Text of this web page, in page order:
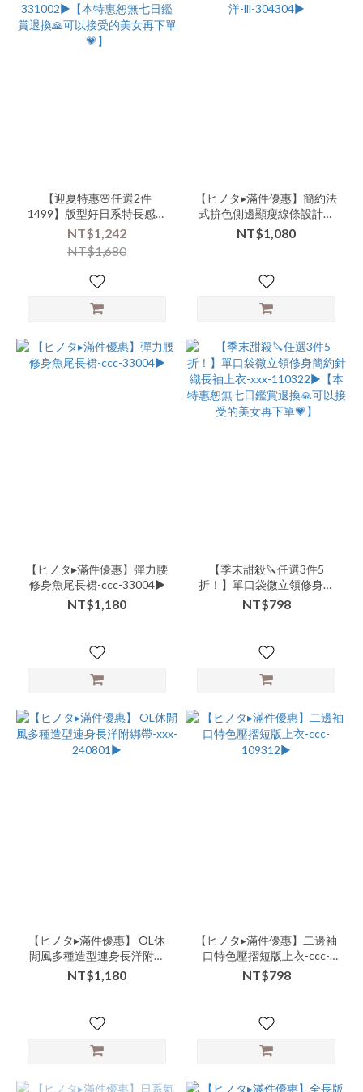
【迎夏特惠🌸任選2件
1499】版型好日系特長感風
衣外套-xxx-331002▶【本特
惠恕無七日鑑賞退換🙏可以
接受的美女再下單💗】
NT$1,242
NT$1,680
【ヒノタ▸滿件優惠】簡約法
式拚色側邊顯瘦線條設計背
心長洋-lll-304304▶
NT$1,080
【ヒノタ▸滿件優惠】彈力腰
修身魚尾長裙-ccc-33004▶
NT$1,180
【季末甜殺🔪任選3件5
折！】單口袋微立領修身簡
約針織長袖上衣-xxx-
110322▶【本特惠恕無七日
再下單💗】
NT$798
【ヒノタ▸滿件優惠】 OL休
閒風多種造型連身長洋附綁
帶-xxx-240801▶
NT$1,180
【ヒノタ▸滿件優惠】二邊袖
口特色壓摺短版上衣-ccc-
109312▶
NT$798